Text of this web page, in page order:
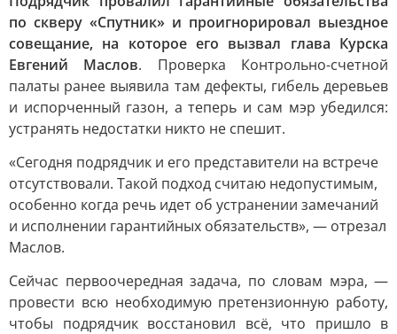
по скверу «Спутник» и проигнорировал выездное
совещание, на которое его вызвал глава Курска
Евгений Маслов. Проверка Контрольно-счетной
палаты ранее выявила там дефекты, гибель деревьев
и испорченный газон, а теперь и сам мэр убедился:
устранять недостатки никто не спешит.
«Сегодня подрядчик и его представители на встрече
отсутствовали. Такой подход считаю недопустимым,
особенно когда речь идет об устранении замечаний
и исполнении гарантийных обязательств», — отрезал
Маслов.
Сейчас первоочередная задача, по словам мэра, —
провести всю необходимую претензионную работу,
чтобы подрядчик восстановил всё, что пришло в